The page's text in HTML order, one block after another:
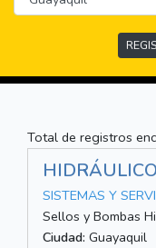
Total de registros
SISTEMAS Y
Sellos y Bombas
Ciudad: Guayaquil